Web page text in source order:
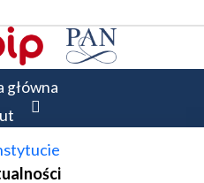
główna
R.